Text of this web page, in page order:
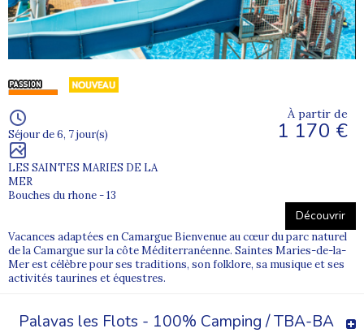
Séjour de 6, 7 jour(s)
LES SAINTES MARIES DE LA
MER
Bouches du rhone - 13
À partir de
1 170 €
Découvrir
Vacances adaptées en Camargue Bienvenue au cœur du parc naturel
de la Camargue sur la côte Méditerranéenne. Saintes Maries-de-la-
Mer est célèbre pour ses traditions, son folklore, sa musique et ses
activités taurines et équestres.
Palavas les Flots - 100% Camping / TBA-BA